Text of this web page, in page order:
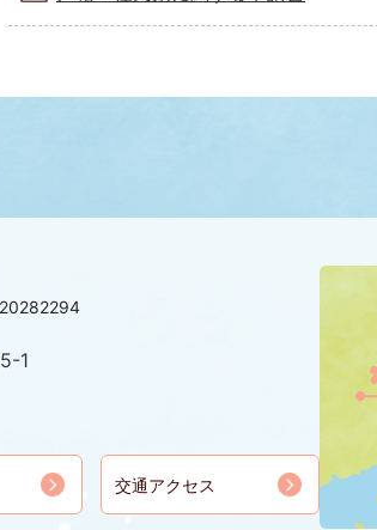
1
交通アクセス